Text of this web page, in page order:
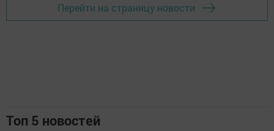
Перейти на страницу новости
Топ 5 новостей